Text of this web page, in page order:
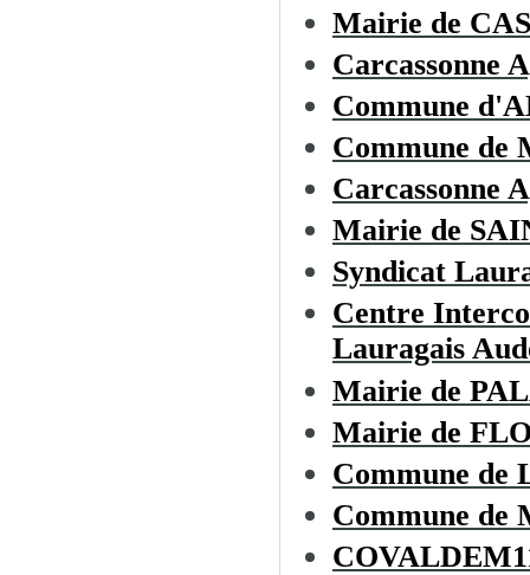
Mairie de
Carcassonne
Commune
Commune
Carcassonne
Mairie de
Syndicat
Centre
Lauragais
Mairie de
Mairie de
Commune de
Commune de